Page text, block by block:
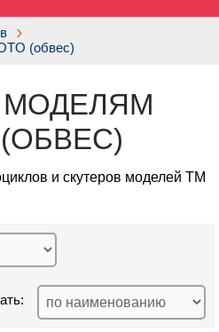
(обвес)
МОДЕЛЯМ
(ОБВЕС)
и скутеров моделей ТМ